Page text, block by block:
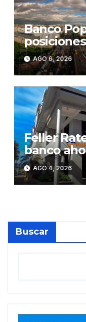
Banco
bancos
AGO 6, 2026
Feller
banco
RDAGO 4, 2026
Buscar